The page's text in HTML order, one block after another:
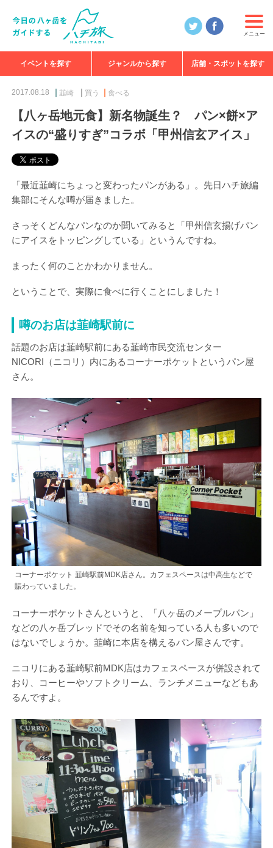
メニュー
イベントを探す ジャンルから探す 店舗・スポットを探す
2017.08.18 韮崎 買う 食べる
【八ヶ岳地元食】新名物誕生？ パン×餅×ア
イスの“盛りすぎ”コラボ「甲州信玄アイス」
「最近韮崎にちょっと変わったパンがある」。先日ハチ旅編
集部にそんな噂が届きました。
さっそくどんなパンなのか聞いてみると「甲州信玄揚げパン
にアイスをトッピングしている」というんですね。
まったく何のことかわかりません。
ということで、実際に食べに行くことにしました！
噂のお店は韮崎駅前に
話題のお店は韮崎駅前にある韮崎市民交流センター
NICORI（ニコリ）内にあるコーナーポケットというパン屋
さん。
コーナーポケット 韮崎駅前MDK店さん。カフェスペースは中高生などで
賑わっていました。
コーナーポケットさんというと、「八ヶ岳のメープルパン」
などの八ヶ岳ブレッドでその名前を知っている人も多いので
はないでしょうか。韮崎に本店を構えるパン屋さんです。
ニコリにある韮崎駅前MDK店はカフェスペースが併設されて
おり、コーヒーやソフトクリーム、ランチメニューなどもあ
るんですよ。